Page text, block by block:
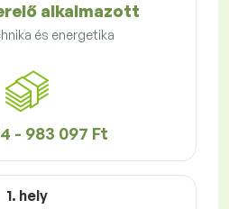
alkalmazott
és energetika
- 983 097 Ft
1. hely